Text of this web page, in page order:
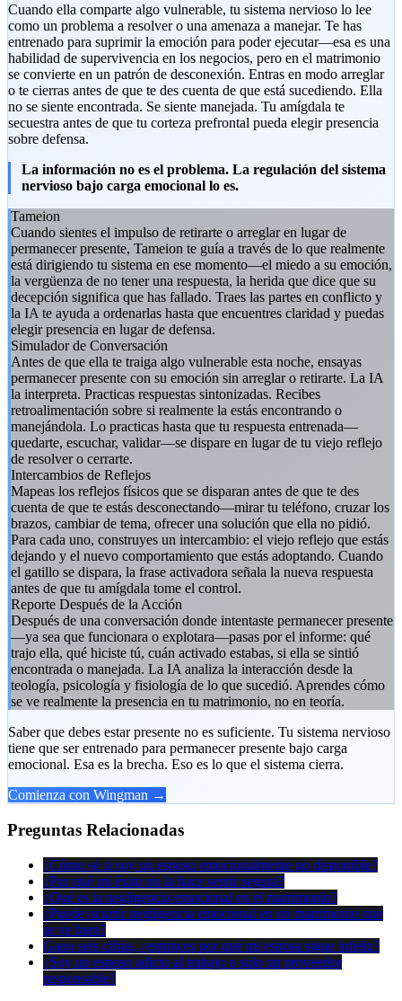
Cuando ella comparte algo vulnerable, tu sistema nervioso lo lee
como un problema a resolver o una amenaza a manejar. Te has
entrenado para suprimir la emoción para poder ejecutar—esa es una
habilidad de supervivencia en los negocios, pero en el matrimonio
se convierte en un patrón de desconexión. Entras en modo arreglar
o te cierras antes de que te des cuenta de que está sucediendo. Ella
no se siente encontrada. Se siente manejada. Tu amígdala te
secuestra antes de que tu corteza prefrontal pueda elegir presencia
sobre defensa.
La información no es el problema. La regulación del sistema
nervioso bajo carga emocional lo es.
Tameion
Cuando sientes el impulso de retirarte o arreglar en lugar de
permanecer presente, Tameion te guía a través de lo que realmente
está dirigiendo tu sistema en ese momento—el miedo a su emoción,
la vergüenza de no tener una respuesta, la herida que dice que su
decepción significa que has fallado. Traes las partes en conflicto y
la IA te ayuda a ordenarlas hasta que encuentres claridad y puedas
elegir presencia en lugar de defensa.
Simulador de Conversación
Antes de que ella te traiga algo vulnerable esta noche, ensayas
permanecer presente con su emoción sin arreglar o retirarte. La IA
la interpreta. Practicas respuestas sintonizadas. Recibes
retroalimentación sobre si realmente la estás encontrando o
manejándola. Lo practicas hasta que tu respuesta entrenada—
quedarte, escuchar, validar—se dispare en lugar de tu viejo reflejo
de resolver o cerrarte.
Intercambios de Reflejos
Mapeas los reflejos físicos que se disparan antes de que te des
cuenta de que te estás desconectando—mirar tu teléfono, cruzar los
brazos, cambiar de tema, ofrecer una solución que ella no pidió.
Para cada uno, construyes un intercambio: el viejo reflejo que estás
dejando y el nuevo comportamiento que estás adoptando. Cuando
el gatillo se dispara, la frase activadora señala la nueva respuesta
antes de que tu amígdala tome el control.
Reporte Después de la Acción
Después de una conversación donde intentaste permanecer presente
—ya sea que funcionara o explotara—pasas por el informe: qué
trajo ella, qué hiciste tú, cuán activado estabas, si ella se sintió
encontrada o manejada. La IA analiza la interacción desde la
teología, psicología y fisiología de lo que sucedió. Aprendes cómo
se ve realmente la presencia en tu matrimonio, no en teoría.
Saber que debes estar presente no es suficiente. Tu sistema nervioso
tiene que ser entrenado para permanecer presente bajo carga
emocional. Esa es la brecha. Eso es lo que el sistema cierra.
Comienza con Wingman →
Preguntas Relacionadas
¿Cómo sé si soy un esposo emocionalmente no disponible?
¿Por qué mi éxito no la hace sentir segura?
¿Qué es la negligencia emocional en el matrimonio?
¿Puede ocurrir negligencia emocional en un matrimonio que
se ve bien?
Gano seis cifras, ¿entonces por qué mi esposa sigue infeliz?
¿Soy un esposo adicto al trabajo o solo un proveedor
responsable?